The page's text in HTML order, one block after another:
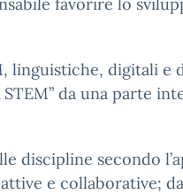
linguistiche, digitali e
da una parte
discipline secondo
e collaborative;